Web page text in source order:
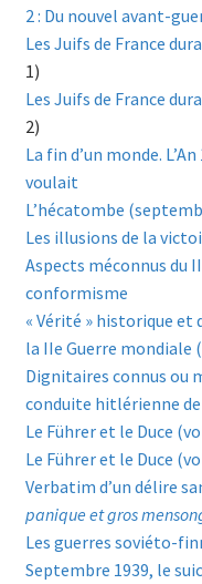
2 : Du nouvel avant-
Les Juifs de France
1)
Les Juifs de France
2)
La fin d’un monde.
voulait
L’hécatombe
Les illusions de la
Aspects méconnus du
conformisme
« Vérité » historique et
la IIe Guerre mondiale
Dignitaires connus ou
conduite hitlérienne
Le Führer et le Duce
Le Führer et le Duce
Verbatim d’un délire
panique et gros
Les guerres soviéto-
Septembre 1939, le